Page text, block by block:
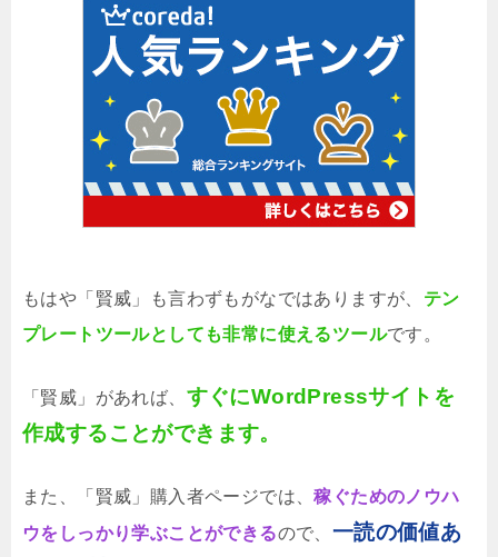
もはや「賢威」も言わずもがなではありますが、 テン
プレートツールとしても非常に使えるツールです。
「賢威」があれば、 すぐにWordPressサイトを
作成することができます。
また、「賢威」購入者ページでは、稼ぐためのノウハ
ウをしっかり学ぶことができるので、 一読の価値あ